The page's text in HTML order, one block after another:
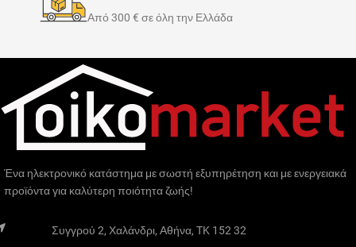
Από 300 € σε όλη την Ελλάδα
Ένα ηλεκτρονικό κατάστημα με σωστή εξυπηρέτηση και με ενεργειακά
προϊόντα για καλύτερη ποιότητα ζωής!
Συγγρού 2, Χαλάνδρι, Αθήνα, TK 152 32